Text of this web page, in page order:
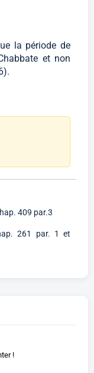
la période de
et non
409 par.3
261 par. 1 et
!